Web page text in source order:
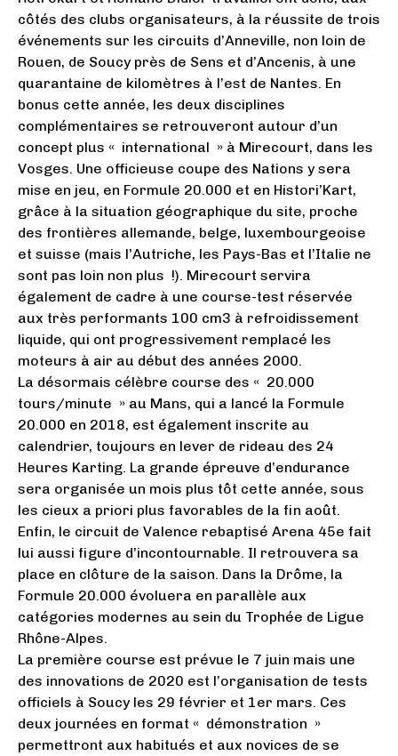
côtés des clubs organisateurs, à la réussite de trois
événements sur les circuits d’Anneville, non loin de
Rouen, de Soucy près de Sens et d’Ancenis, à une
quarantaine de kilomètres à l’est de Nantes. En
bonus cette année, les deux disciplines
complémentaires se retrouveront autour d’un
concept plus « international » à Mirecourt, dans les
Vosges. Une officieuse coupe des Nations y sera
mise en jeu, en Formule 20.000 et en Histori’Kart,
grâce à la situation géographique du site, proche
des frontières allemande, belge, luxembourgeoise
et suisse (mais l’Autriche, les Pays-Bas et l’Italie ne
sont pas loin non plus !). Mirecourt servira
également de cadre à une course-test réservée
aux très performants 100 cm3 à refroidissement
liquide, qui ont progressivement remplacé les
moteurs à air au début des années 2000.
La désormais célèbre course des « 20.000
tours/minute » au Mans, qui a lancé la Formule
20.000 en 2018, est également inscrite au
calendrier, toujours en lever de rideau des 24
Heures Karting. La grande épreuve d’endurance
sera organisée un mois plus tôt cette année, sous
les cieux a priori plus favorables de la fin août.
Enfin, le circuit de Valence rebaptisé Arena 45e fait
lui aussi figure d’incontournable. Il retrouvera sa
place en clôture de la saison. Dans la Drôme, la
Formule 20.000 évoluera en parallèle aux
catégories modernes au sein du Trophée de Ligue
Rhône-Alpes.
La première course est prévue le 7 juin mais une
des innovations de 2020 est l’organisation de tests
officiels à Soucy les 29 février et 1er mars. Ces
deux journées en format « démonstration »
permettront aux habitués et aux novices de se